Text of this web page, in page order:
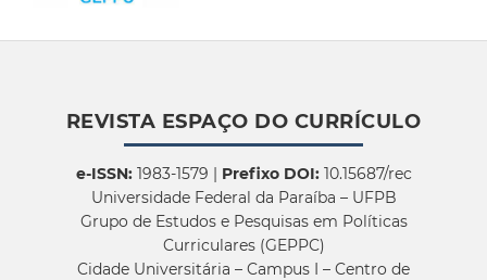
REVISTA ESPAÇO DO CURRÍCULO
e-ISSN:1983-1579 | Prefixo DOI:10.15687/rec
Universidade Federal da Paraíba – UFPB
Grupo de Estudos e Pesquisas em Políticas
Curriculares (GEPPC)
Cidade Universitária – Campus I – Centro de